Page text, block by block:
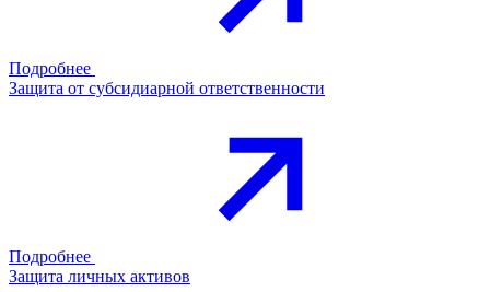
Подробнее
Защита от субсидиарной ответственности
Подробнее
Защита личных активов